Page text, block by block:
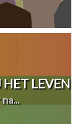
LEVEN